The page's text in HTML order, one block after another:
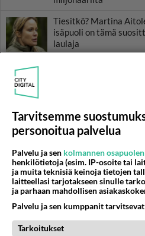
Tiesitkö? Martina
isäpuoli on tämä
laulaja
Danny, 83, teki
teon - Missä on 25-
Helmi Loukasmäki?
Kun yksi kauhallinen ei
Tämä helppo arkiruoka
syömättä!
Tarvitsemme
personoitua palvelua
Palvelu ja sen kolmannen
henkilötietoja (esim. IP-osoite tai
ja muita teknisiä keinoja tietojen
laitteellasi tarjotakseen sinulle
ja parhaan mahdollisen
Palvelu ja sen kumppanit
Tarkoitukset